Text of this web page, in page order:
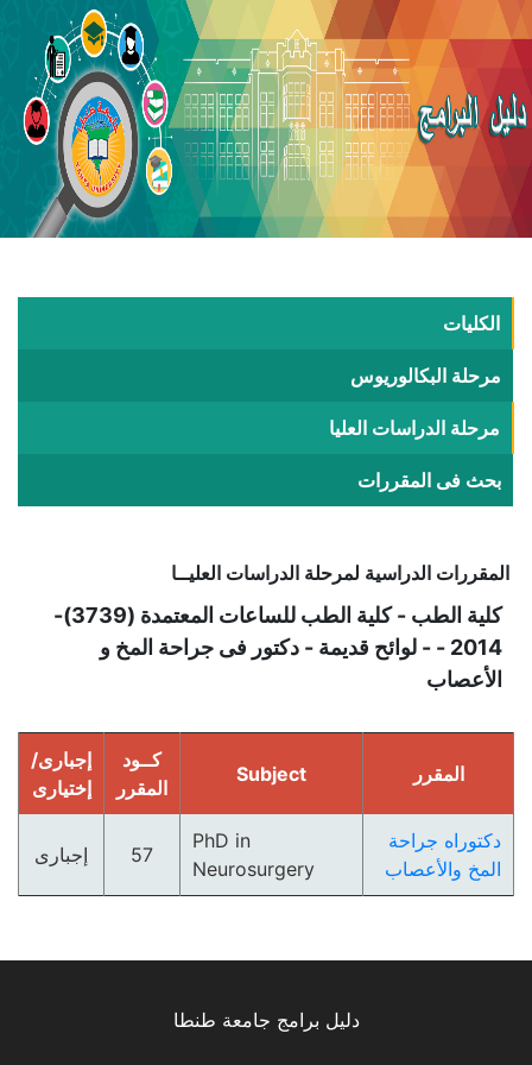
الكليات
مرحلة البكالوريوس
مرحلة الدراسات العليا
بحث فى المقررات
المقررات الدراسية لمرحلة الدراسات العليــا
كلية الطب - كلية الطب للساعات المعتمدة (3739)-
2014 - - لوائح قديمة - دكتور فى جراحة المخ و
الأعصاب
المقرر Subject
كــود
المقرر
إجبارى/
إختيارى
دكتوراه جراحة
المخ والأعصاب
PhD in
Neurosurgery
57 إجبارى
دليل برامج جامعة طنطا